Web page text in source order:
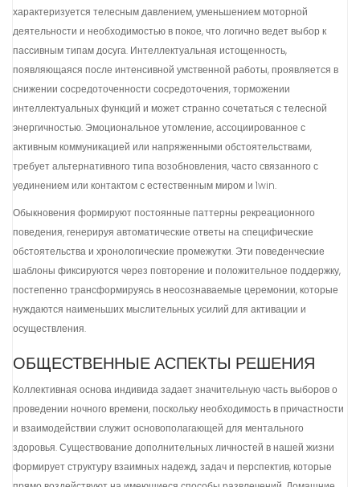
характеризуется телесным давлением, уменьшением моторной
деятельности и необходимостью в покое, что логично ведет выбор к
пассивным типам досуга. Интеллектуальная истощенность,
появляющаяся после интенсивной умственной работы, проявляется в
снижении сосредоточенности сосредоточения, торможении
интеллектуальных функций и может странно сочетаться с телесной
энергичностью. Эмоциональное утомление, ассоциированное с
активным коммуникацией или напряженными обстоятельствами,
требует альтернативного типа возобновления, часто связанного с
уединением или контактом с естественным миром и 1win.
Обыкновения формируют постоянные паттерны рекреационного
поведения, генерируя автоматические ответы на специфические
обстоятельства и хронологические промежутки. Эти поведенческие
шаблоны фиксируются через повторение и положительное поддержку,
постепенно трансформируясь в неосознаваемые церемонии, которые
нуждаются наименьших мыслительных усилий для активации и
осуществления.
ОБЩЕСТВЕННЫЕ АСПЕКТЫ РЕШЕНИЯ
Коллективная основа индивида задает значительную часть выборов о
проведении ночного времени, поскольку необходимость в причастности
и взаимодействии служит основополагающей для ментального
здоровья. Существование дополнительных личностей в нашей жизни
формирует структуру взаимных надежд, задач и перспектив, которые